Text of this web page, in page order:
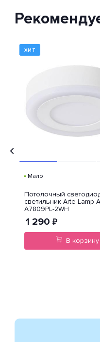
ХИТ
Мало
Потолочный
светильник Arte Lamp
A7809PL-2WH
1 290 ₽
В корзину